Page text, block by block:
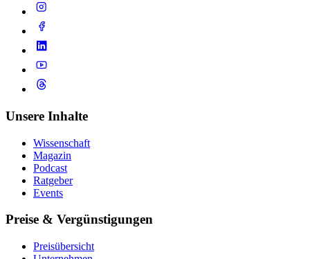
Unsere Inhalte
Wissenschaft
Magazin
Podcast
Ratgeber
Events
Preise & Vergünstigungen
Preisübersicht